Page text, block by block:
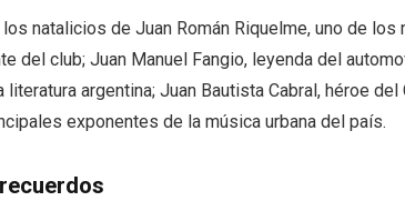
natalicios de Juan Román Riquelme, uno de
del club; Juan Manuel Fangio, leyenda del
argentina; Juan Bautista Cabral, héroe del
exponentes de la música urbana del país.